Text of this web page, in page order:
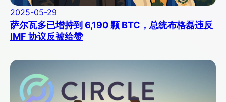
2025-05-29
萨尔瓦多已增持到 6,190 颗 BTC，总统布格磊违反
IMF 协议反被给赞